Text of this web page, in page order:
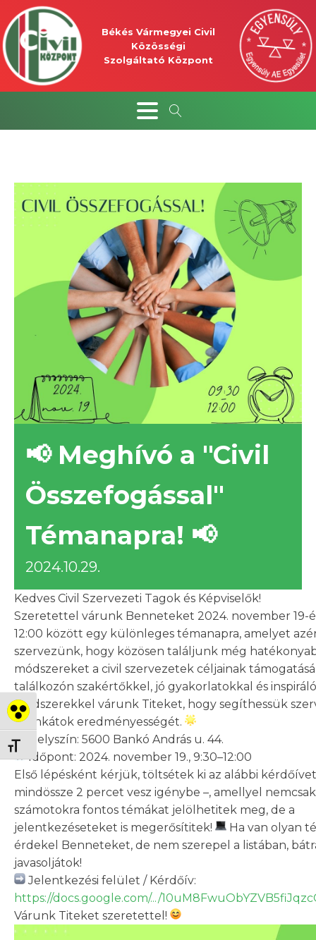
Nagy kontraszt váltása
Betűméret váltása
Békés Vármegyei Civil
Közösségi
Szolgáltató Központ
📢 Meghívó a "Civil
Összefogással"
Témanapra! 📢
2024.10.29.
Kedves Civil Szervezeti Tagok és Képviselők!
Szeretettel várunk Benneteket 2024. november 19-
12:00 között egy különleges témanapra, amelyet
szervezünk, hogy közösen találjunk még
módszereket a civil szervezetek céljainak
találkozón szakértőkkel, jó gyakorlatokkal és inspiráló
módszerekkel várunk Titeket, hogy segíthessük
munkátok eredményességét.
Helyszín: 5600 Bankó András u. 44.
Időpont: 2024. november 19., 9:30–12:00
Első lépésként kérjük, töltsétek ki az alábbi
mindössze 2 percet vesz igénybe –, amellyel
számotokra fontos témákat jelölhetitek meg, de a
jelentkezéseteket is megerősítitek!
Ha van olyan
érdekel Benneteket, de nem szerepel a listában,
javasoljátok!
Jelentkezési felület / Kérdőív:
https://docs.google.com/.../
Várunk Titeket szeretettel!